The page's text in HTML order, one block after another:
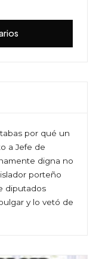
por qué un
a Jefe de
digna no
porteño
diputados
y lo vetó de